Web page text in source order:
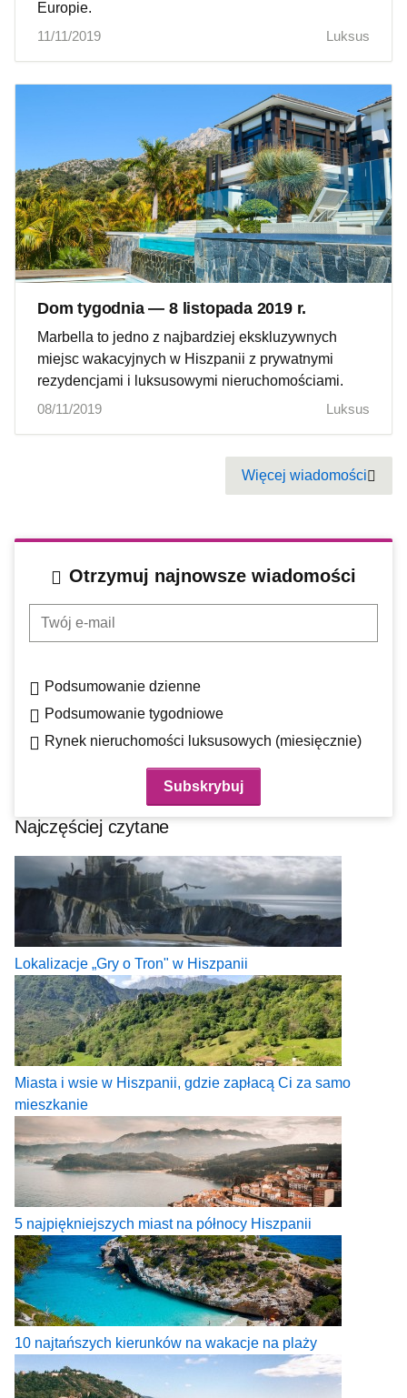
Europie.
11/11/2019
Luksus
Dom tygodnia — 8 listopada 2019 r.
Marbella to jedno z najbardziej ekskluzywnych
miejsc wakacyjnych w Hiszpanii z prywatnymi
rezydencjami i luksusowymi nieruchomościami.
08/11/2019
Luksus
Więcej wiadomości
Otrzymuj najnowsze wiadomości
Twój e-mail
Podsumowanie dzienne
Podsumowanie tygodniowe
Rynek nieruchomości luksusowych (miesięcznie)
Najczęściej czytane
Lokalizacje „Gry o Tron" w Hiszpanii
Miasta i wsie w Hiszpanii, gdzie zapłacą Ci za samo
mieszkanie
5 najpiękniejszych miast na północy Hiszpanii
10 najtańszych kierunków na wakacje na plaży